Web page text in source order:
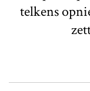
telkens